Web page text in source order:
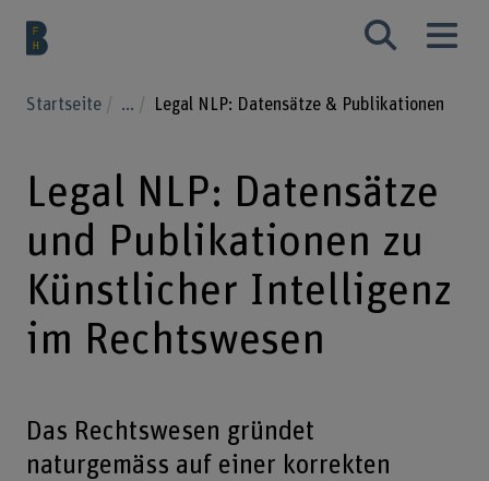
Startseite ... Legal NLP: Datensätze & Publikationen
Legal NLP: Datensätze
und Publikationen zu
Künstlicher Intelligenz
im Rechtswesen
Das Rechtswesen gründet
naturgemäss auf einer korrekten